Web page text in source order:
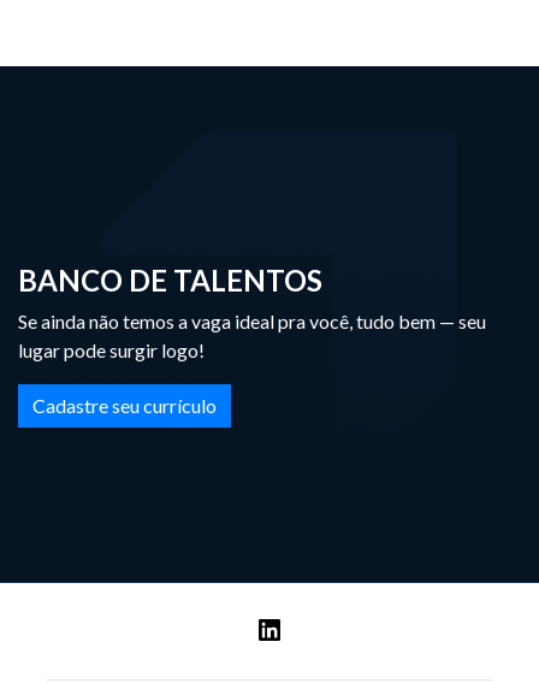
BANCO DE TALENTOS
Se ainda não temos a vaga ideal pra você, tudo bem — seu
lugar pode surgir logo!
Cadastre seu currículo